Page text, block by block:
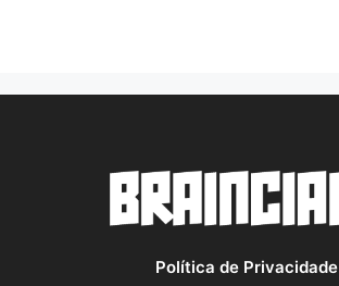
Política de Privacidade